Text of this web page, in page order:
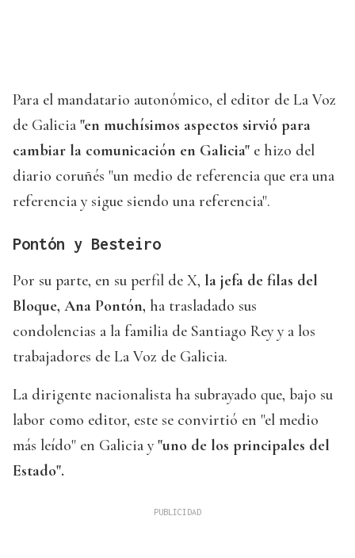
Para el mandatario autonómico, el editor de La Voz
de Galicia "en muchísimos aspectos sirvió para
cambiar la comunicación en Galicia" e hizo del
diario coruñés "un medio de referencia que era una
referencia y sigue siendo una referencia".
Pontón y Besteiro
Por su parte, en su perfil de X, la jefa de filas del
Bloque, Ana Pontón, ha trasladado sus
condolencias a la familia de Santiago Rey y a los
trabajadores de La Voz de Galicia.
La dirigente nacionalista ha subrayado que, bajo su
labor como editor, este se convirtió en "el medio
más leído" en Galicia y"uno de los principales del
Estado".